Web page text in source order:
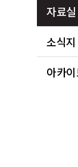
자료실
소식지
아카